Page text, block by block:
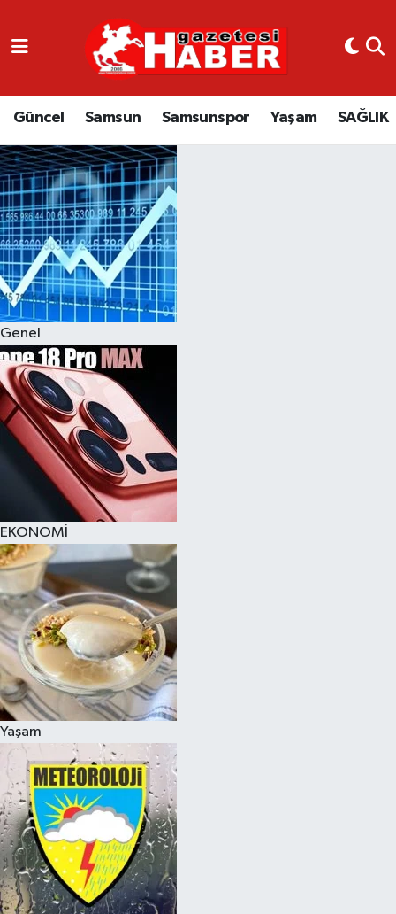
Güncel Samsun Samsunspor Yaşam SAĞLIK
Genel
EKONOMİ
Yaşam
GÜNCEL
SAMSUN
SAMSUNSPOR
EKONOMİ
YAŞAM